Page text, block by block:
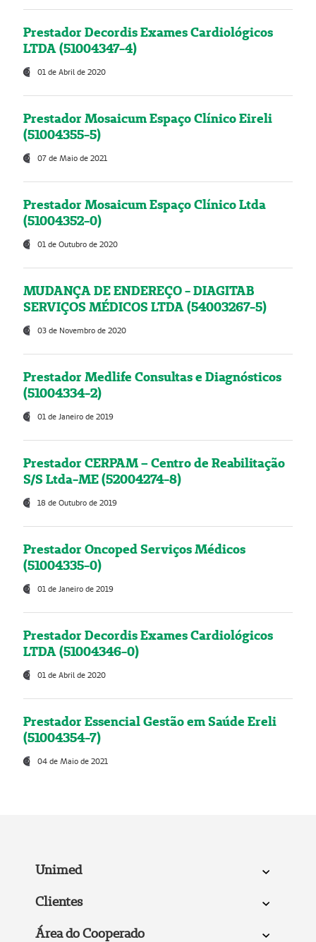
Prestador Decordis Exames Cardiológicos
LTDA (51004347-4)
01 de Abril de 2020
Prestador Mosaicum Espaço Clínico Eireli
(51004355-5)
07 de Maio de 2021
Prestador Mosaicum Espaço Clínico Ltda
(51004352-0)
01 de Outubro de 2020
MUDANÇA DE ENDEREÇO - DIAGITAB
SERVIÇOS MÉDICOS LTDA (54003267-5)
03 de Novembro de 2020
Prestador Medlife Consultas e Diagnósticos
(51004334-2)
01 de Janeiro de 2019
Prestador CERPAM – Centro de Reabilitação
S/S Ltda-ME (52004274-8)
18 de Outubro de 2019
Prestador Oncoped Serviços Médicos
(51004335-0)
01 de Janeiro de 2019
Prestador Decordis Exames Cardiológicos
LTDA (51004346-0)
01 de Abril de 2020
Prestador Essencial Gestão em Saúde Ereli
(51004354-7)
04 de Maio de 2021
Unimed
Clientes
Área do Cooperado